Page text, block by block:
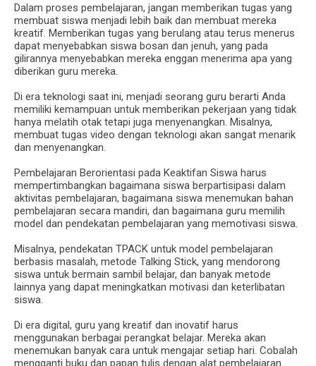
Dalam proses pembelajaran, jangan memberikan tugas yang
membuat siswa menjadi lebih baik dan membuat mereka
kreatif. Memberikan tugas yang berulang atau terus menerus
dapat menyebabkan siswa bosan dan jenuh, yang pada
gilirannya menyebabkan mereka enggan menerima apa yang
diberikan guru mereka.
Di era teknologi saat ini, menjadi seorang guru berarti Anda
memiliki kemampuan untuk memberikan pekerjaan yang tidak
hanya melatih otak tetapi juga menyenangkan. Misalnya,
membuat tugas video dengan teknologi akan sangat menarik
dan menyenangkan.
Pembelajaran Berorientasi pada Keaktifan Siswa harus
mempertimbangkan bagaimana siswa berpartisipasi dalam
aktivitas pembelajaran, bagaimana siswa menemukan bahan
pembelajaran secara mandiri, dan bagaimana guru memilih
model dan pendekatan pembelajaran yang memotivasi siswa.
Misalnya, pendekatan TPACK untuk model pembelajaran
berbasis masalah, metode Talking Stick, yang mendorong
siswa untuk bermain sambil belajar, dan banyak metode
lainnya yang dapat meningkatkan motivasi dan keterlibatan
siswa.
Di era digital, guru yang kreatif dan inovatif harus
menggunakan berbagai perangkat belajar. Mereka akan
menemukan banyak cara untuk mengajar setiap hari. Cobalah
mengganti buku dan papan tulis dengan alat pembelajaran